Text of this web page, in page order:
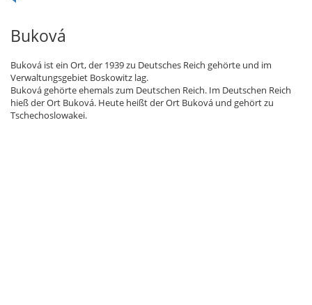
Buková
Buková ist ein Ort, der 1939 zu Deutsches Reich gehörte und im
Verwaltungsgebiet Boskowitz lag.
Buková gehörte ehemals zum Deutschen Reich. Im Deutschen Reich
hieß der Ort Buková. Heute heißt der Ort Buková und gehört zu
Tschechoslowakei.